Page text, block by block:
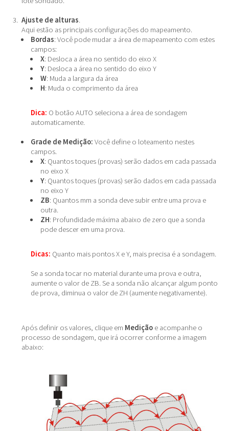
Ajuste de alturas.
Aqui estão as principais configurações do mapeamento.
Bordas: Você pode mudar a área de mapeamento com estes
campos:
X: Desloca a área no sentido do eixo X
Y: Desloca a área no sentido do eixo Y
W: Muda a largura da área
H: Muda o comprimento da área
Dica: O botão AUTO seleciona a área de sondagem
automaticamente.
Grade de Medição: Você define o loteamento nestes
campos.
X: Quantos toques (provas) serão dados em cada passada
no eixo X
Y: Quantos toques (provas) serão dados em cada passada
no eixo Y
ZB: Quantos mm a sonda deve subir entre uma prova e
outra.
ZH: Profundidade máxima abaixo de zero que a sonda
pode descer em uma prova.
Dicas: Quanto mais pontos X e Y, mais precisa é a sondagem.
Se a sonda tocar no material durante uma prova e outra,
aumente o valor de ZB. Se a sonda não alcançar algum ponto
de prova, diminua o valor de ZH (aumente negativamente).
Após definir os valores, clique em Mediçãoe acompanhe o
processo de sondagem, que irá ocorrer conforme a imagem
abaixo: